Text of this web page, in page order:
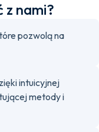
nami?
pozwolą na
intuicyjnej
metody i